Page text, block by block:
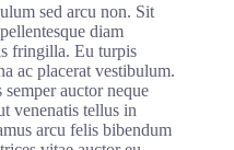
sed arcu non. Sit
diam
fringilla. Eu turpis
ac placerat vestibulum.
auctor neque
venenatis tellus in
arcu felis bibendum